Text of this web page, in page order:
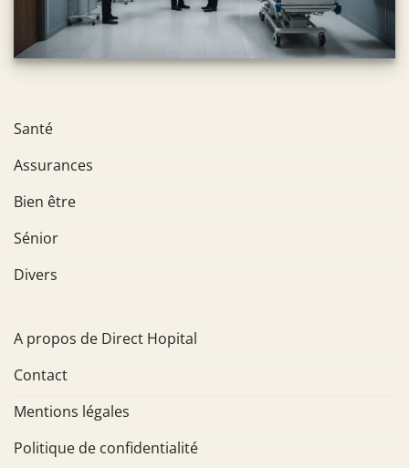
Santé
Assurances
Bien être
Sénior
Divers
A propos de Direct Hopital
Contact
Mentions légales
Politique de confidentialité